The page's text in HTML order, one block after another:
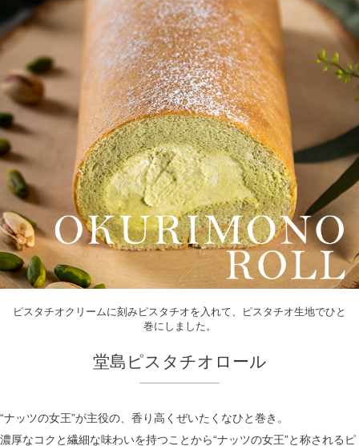
ピスタチオクリームに刻みピスタチオを入れて、ピスタチオ生地でひと
巻にしました。
堂島ピスタチオロール
“ナッツの女王”が主役の、香り高くぜいたくなひと巻き。
濃厚なコクと繊細な味わいを持つことから“ナッツの女王”と称されるピ